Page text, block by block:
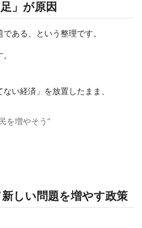
」が原因
ある、という整理です。
ない経済」を放置したまま、
を増やそう”
しい問題を増やす政策